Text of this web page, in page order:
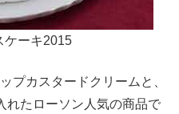
ケーキ2015
プカスタードクリームと、
れたローソン人気の商品で